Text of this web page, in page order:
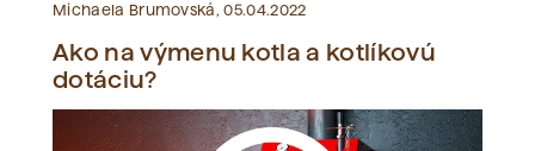
Neboli nájdené žiadne články.
Slovník pojmov
Michaela Brumovská, 05.04.2022
Ako na výmenu kotla a kotlíkovú
dotáciu?